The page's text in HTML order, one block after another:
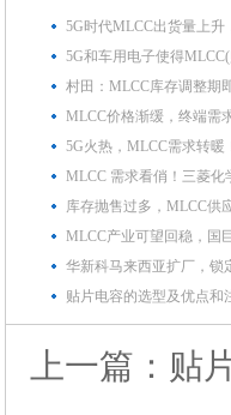
5G时代MLCC出货量上升
5G和车用电子使得
村田：MLCC库存调整期
MLCC价格渐缓，终端需
5G火热，MLCC需求转暖
MLCC 需求看俏！三菱化
库存抛售过多，MLCC供
MLCC产业可望回稳，国
华新科马来西亚扩厂，锁
贴片电容的选型及优点和
上一篇： 贴